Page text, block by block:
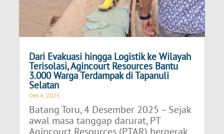
Dari Evakuasi hingga Logistik ke Wilayah
Terisolasi, Agincourt Resources Bantu
3.000 Warga Terdampak di Tapanuli
Selatan
Des 4, 2025
Batang Toru, 4 Desember 2025 – Sejak
awal masa tanggap darurat, PT